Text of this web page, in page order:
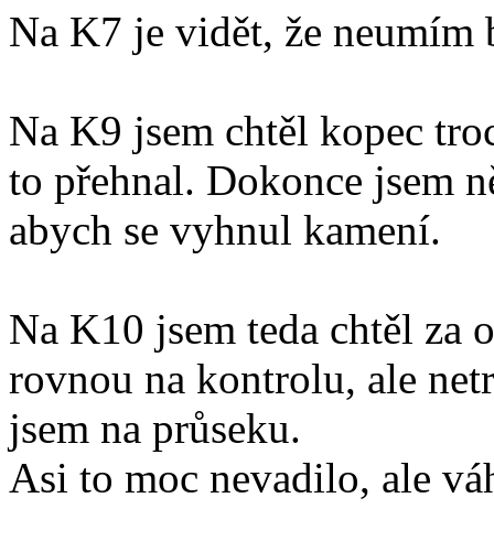
Na K7 je vidět, že neumím
Na K9 jsem chtěl kopec
to přehnal. Dokonce jsem
abych se vyhnul kamení.
Na K10 jsem teda chtěl za
rovnou na kontrolu, ale
jsem na průseku.
Asi to moc nevadilo, ale